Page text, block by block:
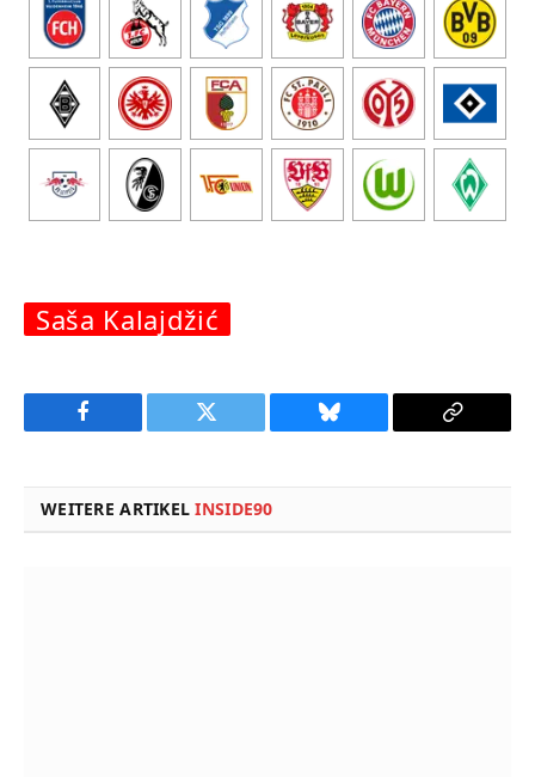
Saša Kalajdžić
Facebook Twitter Bluesky
Copy
WEITERE ARTIKELINSIDE90